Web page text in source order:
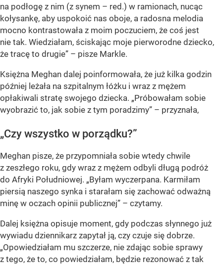
na podłogę z nim (z synem – red.) w ramionach, nucąc
kołysankę, aby uspokoić nas oboje, a radosna melodia
mocno kontrastowała z moim poczuciem, że coś jest
nie tak. Wiedziałam, ściskając moje pierworodne dziecko,
że tracę to drugie” – pisze Markle.
Księżna Meghan dalej poinformowała, że już kilka godzin
później leżała na szpitalnym łóżku i wraz z mężem
opłakiwali stratę swojego dziecka. „Próbowałam sobie
wyobrazić to, jak sobie z tym poradzimy” – przyznała,
„Czy wszystko w porządku?”
Meghan pisze, że przypomniała sobie wtedy chwile
z zeszłego roku, gdy wraz z mężem odbyli długą podróż
do Afryki Południowej. „Byłam wyczerpana. Karmiłam
piersią naszego synka i starałam się zachować odważną
minę w oczach opinii publicznej” – czytamy.
Dalej księżna opisuje moment, gdy podczas słynnego już
wywiadu dziennikarz zapytał ją, czy czuje się dobrze.
„Opowiedziałam mu szczerze, nie zdając sobie sprawy
z tego, że to, co powiedziałam, będzie rezonować z tak